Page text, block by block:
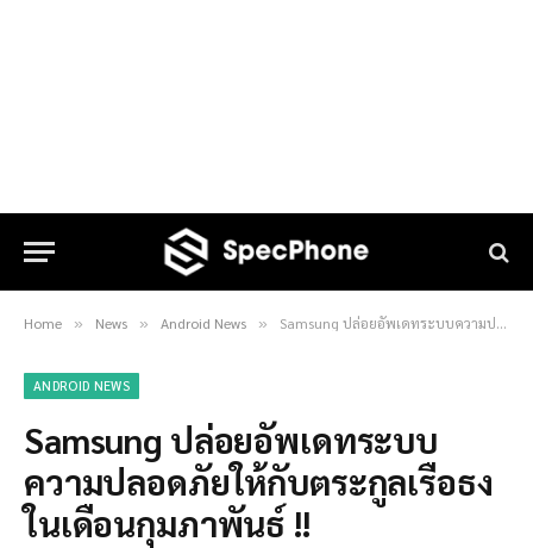
Home » News » Android News » Samsung ปล่อยอัพเดทระบบความปลอดภัยให้กับตระกูลเรือธง ในเดือนกุมภาพันธ์ !!
ANDROID NEWS
Samsung ปล่อยอัพเดทระบบ
ความปลอดภัยให้กับตระกูลเรือธง
ในเดือนกุมภาพันธ์ !!